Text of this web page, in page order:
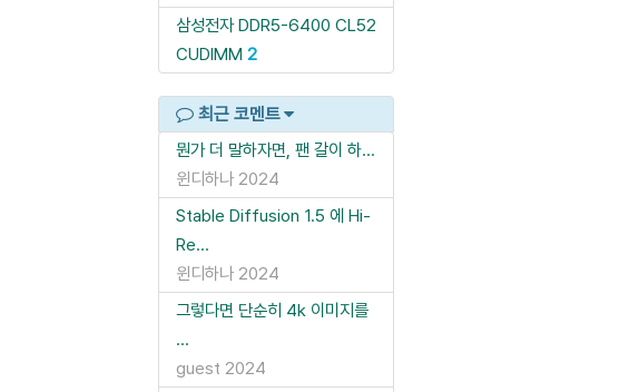
삼성전자 DDR5-6400 CL52
CUDIMM 2
최근 코멘트
뭔가 더 말하자면, 팬 갈이 하...
윈디하나 2024
Stable Diffusion 1.5 에 Hi-
Re...
윈디하나 2024
그렇다면 단순히 4k 이미지를
...
guest 2024